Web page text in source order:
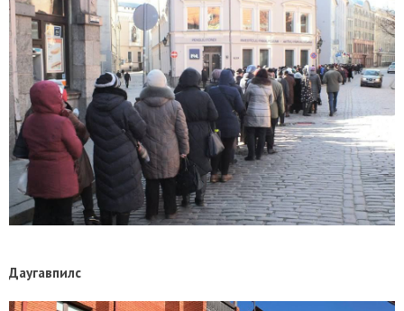
Даугавпилс